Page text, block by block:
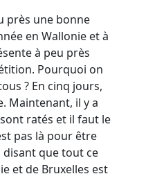
près une bonne
en Wallonie et à
à peu près
Pourquoi on
? En cinq jours,
Maintenant, il y a
ratés et il faut le
pas là pour être
que tout ce
et de Bruxelles est